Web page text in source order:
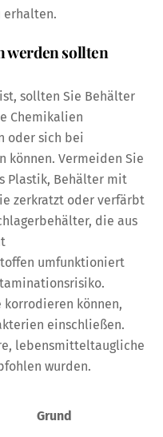
erhalten.
werden sollten
sollten Sie Behälter
Chemikalien
oder sich bei
können. Vermeiden Sie
Plastik, Behälter mit
zerkratzt oder verfärbt
die aus
umfunktioniert
können,
einschließen.
lebensmitteltaugliche
wurden.
Grund